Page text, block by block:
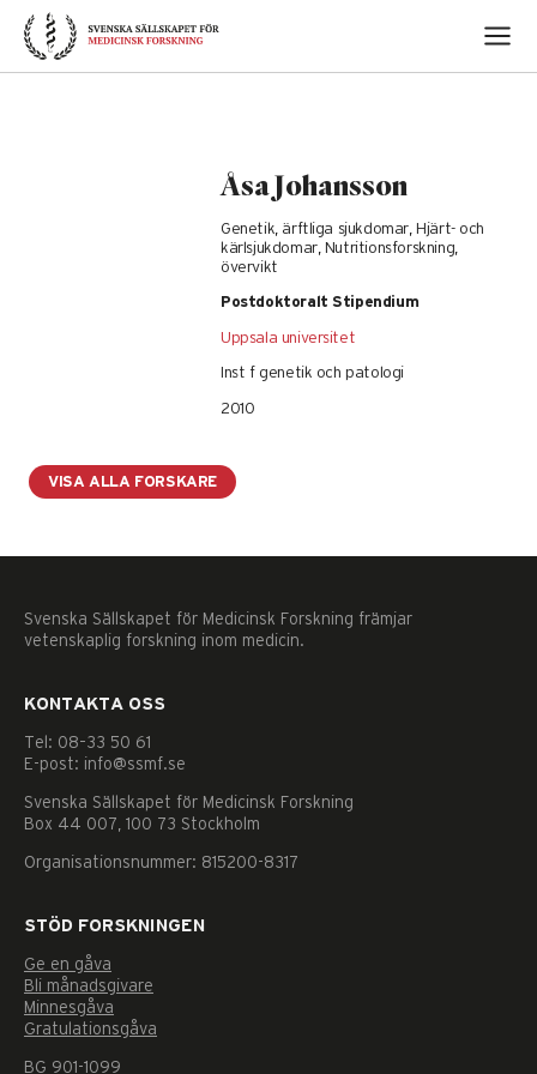
Skip
content
Åsa Johansson
Genetik, ärftliga sjukdomar, Hjärt- och
kärlsjukdomar, Nutritionsforskning,
övervikt
Postdoktoralt Stipendium
Uppsala universitet
Inst f genetik och patologi
2010
VISA ALLA FORSKARE
Svenska Sällskapet för Medicinsk Forskning främjar
vetenskaplig forskning inom medicin.
KONTAKTA OSS
Tel: 08–33 50 61
E-post: info@ssmf.se
Svenska Sällskapet för Medicinsk Forskning
Box 44 007, 100 73 Stockholm
Organisationsnummer: 815200-8317
STÖD FORSKNINGEN
Ge en gåva
Bli månadsgivare
Minnesgåva
Gratulationsgåva
BG 901-1099